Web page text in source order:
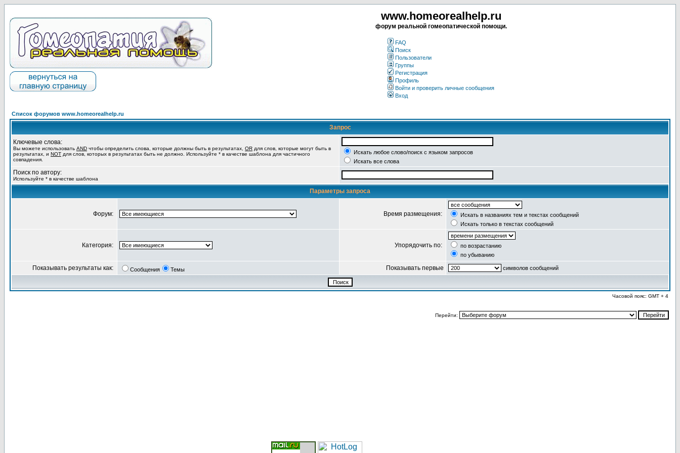
www.homeorealhelp.ru
форум реальной гомеопатической помощи.
FAQ
Поиск
Пользователи
Группы
Регистрация
Профиль
Войти и проверить личные сообщения
Вход
Список форумов www.homeorealhelp.ru
Запрос
Ключевые слова:
Вы можете использовать AND чтобы определить слова, которые должны быть в результатах, OR для слов, которые могут быть в
результатах, и NOT для слов, которых в результатах быть не должно. Используйте * в качестве шаблона для частичного
совпадения.
Искать любое слово/поиск с языком запросов
Искать все слова
Поиск по автору:
Используйте * в качестве шаблона
Параметры запроса
Форум: Время размещения:
Искать в названиях тем и текстах сообщений
Искать только в текстах сообщений
Категория: Упорядочить по:
по возрастанию
по убыванию
Показывать результаты как: Сообщения Темы Показывать первые символов сообщений
Часовой пояс: GMT + 4
Перейти: